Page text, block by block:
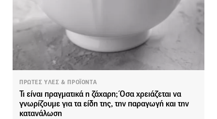
ΠΡΩΤΕΣ ΥΛΕΣ & ΠΡΟΪΟΝΤΑ
Τι είναι πραγματικά η ζάχαρη; Όσα χρειάζεται να
γνωρίζουμε για τα είδη της, την παραγωγή και την
κατανάλωση